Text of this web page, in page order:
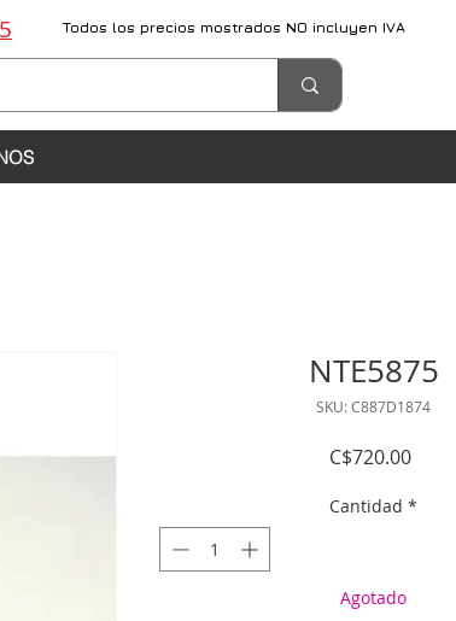
Todos los precios mostrados NO incluyen IVA
NTE5875
SKU: C887D1874
C$720.00Precio
Cantidad *
Agotado